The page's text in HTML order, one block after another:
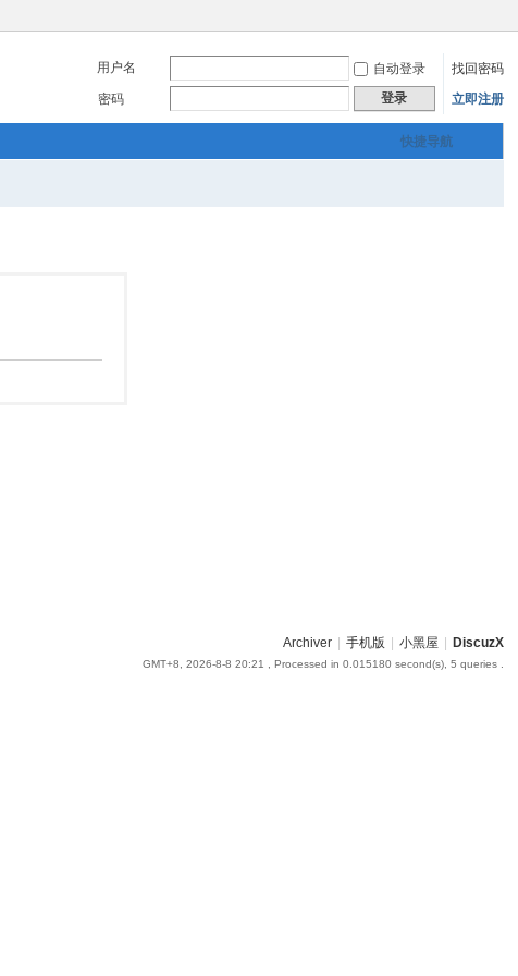
用户名 自动登录
找回密码
密码
登录 立即注册
快捷导航
Archiver 手机版 小黑屋 DiscuzX
GMT+8, 2026-8-8 20:21 , Processed in 0.015180 second(s), 5 queries .